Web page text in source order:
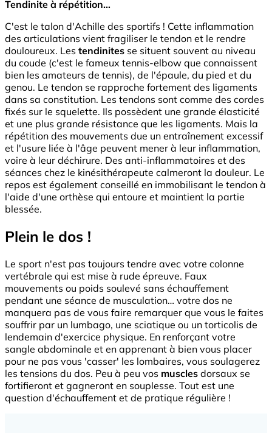
Tendinite à répétition…
C'est le talon d'Achille des sportifs ! Cette inflammation
des articulations vient fragiliser le tendon et le rendre
douloureux. Les tendinites se situent souvent au niveau
du coude (c'est le fameux tennis-elbow que connaissent
bien les amateurs de tennis), de l'épaule, du pied et du
genou. Le tendon se rapproche fortement des ligaments
dans sa constitution. Les tendons sont comme des cordes
fixés sur le squelette. Ils possèdent une grande élasticité
et une plus grande résistance que les ligaments. Mais la
répétition des mouvements due un entraînement excessif
et l'usure liée à l'âge peuvent mener à leur inflammation,
voire à leur déchirure. Des anti-inflammatoires et des
séances chez le kinésithérapeute calmeront la douleur. Le
repos est également conseillé en immobilisant le tendon à
l'aide d'une orthèse qui entoure et maintient la partie
blessée.
Plein le dos !
Le sport n'est pas toujours tendre avec votre colonne
vertébrale qui est mise à rude épreuve. Faux
mouvements ou poids soulevé sans échauffement
pendant une séance de musculation… votre dos ne
manquera pas de vous faire remarquer que vous le faites
souffrir par un lumbago, une sciatique ou un torticolis de
lendemain d'exercice physique. En renforçant votre
sangle abdominale et en apprenant à bien vous placer
pour ne pas vous 'casser' les lombaires, vous soulagerez
les tensions du dos. Peu à peu vos muscles dorsaux se
fortifieront et gagneront en souplesse. Tout est une
question d'échauffement et de pratique régulière !